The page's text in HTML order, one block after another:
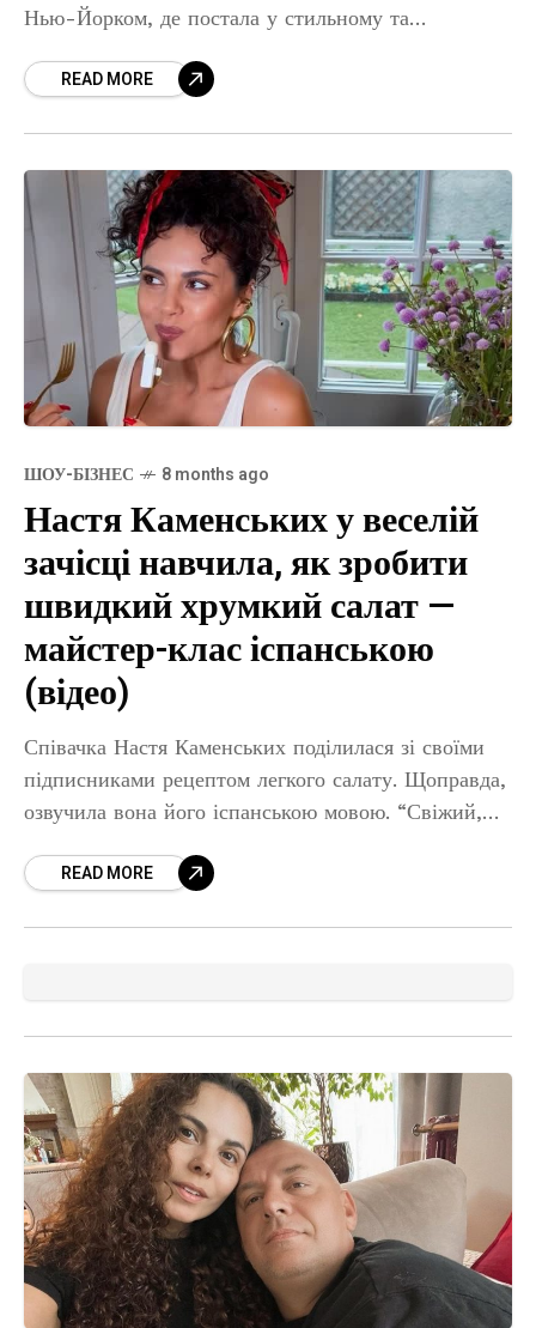
Нью-Йорком, де постала у стильному та
Настя Каменських поділилася новими стильними
READ MORE
ШОУ-БІЗНЕС 8 months ago
Настя Каменських у веселій
зачісці навчила, як зробити
швидкий хрумкий салат —
майстер-клас іспанською
(відео)
Співачка Настя Каменських поділилася зі своїми
підписниками рецептом легкого салату. Щоправда,
озвучила вона його іспанською мовою. “Свіжий,
написала вона. Зірка обіцяє,
READ MORE